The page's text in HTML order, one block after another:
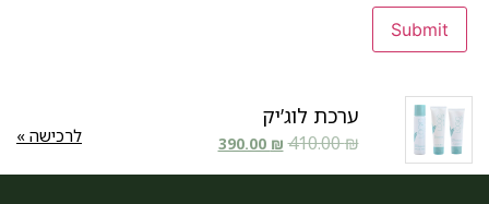
ערכת לוג’יק
410.00₪
390.00 ₪ לרכישה »